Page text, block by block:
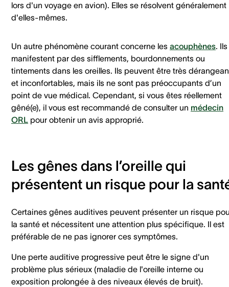
lors d'un voyage en avion). Elles se résolvent généralement
d'elles-mêmes.
Un autre phénomène courant concerne les acouphènes.
manifestent par des sifflements, bourdonnements ou
tintements dans les oreilles. Ils peuvent être très
et inconfortables, mais ils ne sont pas préoccupants d’un
point de vue médical. Cependant, si vous êtes réellement
gêné(e), il vous est recommandé de consulter un médecin
ORL pour obtenir un avis approprié.
Les gênes dans l’oreille qui
présentent un risque pour la
Certaines gênes auditives peuvent présenter un risque
la santé et nécessitent une attention plus spécifique. Il est
préférable de ne pas ignorer ces symptômes.
Une perte auditive progressive peut être le signe d'un
problème plus sérieux (maladie de l'oreille interne ou
exposition prolongée à des niveaux élevés de bruit).